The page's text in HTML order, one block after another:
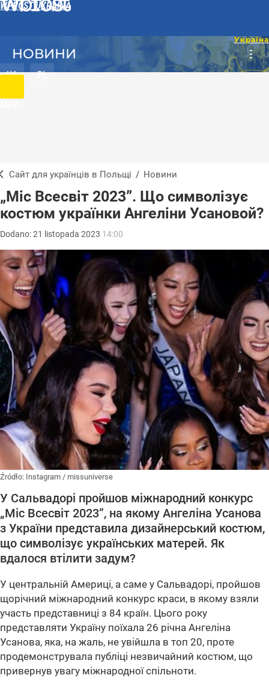
WPROST UKRAINA
UA PL
НОВИНИ
Сайт для українців в Польщі / Новини
„Міс Всесвіт 2023”. Що символізує
костюм українки Ангеліни Усановой?
Dodano:21 listopada 2023 14:00
Źródło: Instagram / missuniverse
У Сальвадорі пройшов міжнародний конкурс
„Міс Всесвіт 2023”, на якому Ангеліна Усанова
з України представила дизайнерський костюм,
що символізує українських матерей. Як
вдалося втілити задум?
У центральній Америці, а саме у Сальвадорі, пройшов
щорічний міжнародний конкурс краси, в якому взяли
участь представниці з 84 країн. Цього року
представляти Україну поїхала 26 річна Ангеліна
Усанова, яка, на жаль, не увійшла в топ 20, проте
продемонструвала публіці незвичайний костюм, що
привернув увагу міжнародної спільноти.